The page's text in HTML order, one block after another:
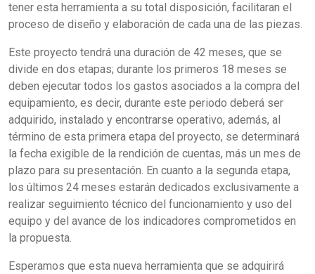
tener esta herramienta a su total disposición, facilitaran el
proceso de diseño y elaboración de cada una de las piezas.
Este proyecto tendrá una duración de 42 meses, que se
divide en dos etapas; durante los primeros 18 meses se
deben ejecutar todos los gastos asociados a la compra del
equipamiento, es decir, durante este periodo deberá ser
adquirido, instalado y encontrarse operativo, además, al
término de esta primera etapa del proyecto, se determinará
la fecha exigible de la rendición de cuentas, más un mes de
plazo para su presentación. En cuanto a la segunda etapa,
los últimos 24 meses estarán dedicados exclusivamente a
realizar seguimiento técnico del funcionamiento y uso del
equipo y del avance de los indicadores comprometidos en
la propuesta.
Esperamos que esta nueva herramienta que se adquirirá